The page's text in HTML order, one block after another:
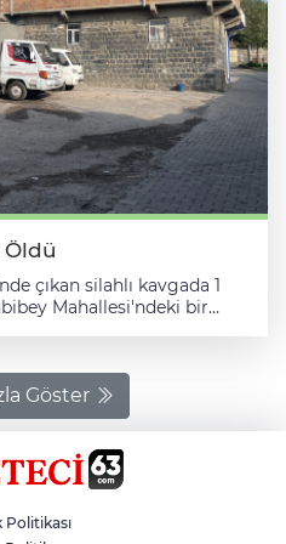
sigara kiti, 23 kilogram
likiti, 80 bitkisel sıvı
28 parfüm ile 2 tabanca ve
Öldü
çıkan silahlı kavgada 1
kaldırılan bir
Asayiş Büro Amirliği
aldı.
Göster
Politikası